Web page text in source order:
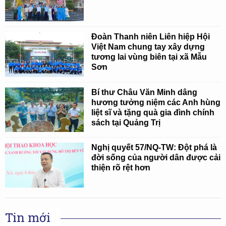
Đoàn Thanh niên Liên hiệp Hội
Việt Nam chung tay xây dựng
tương lai vùng biên tại xã Mẫu
Sơn
Bí thư Châu Văn Minh dâng
hương tưởng niệm các Anh hùng
liệt sĩ và tặng quà gia đình chính
sách tại Quảng Trị
Nghị quyết 57/NQ-TW: Đột phá là
đời sống của người dân được cải
thiện rõ rệt hơn
Tin mới